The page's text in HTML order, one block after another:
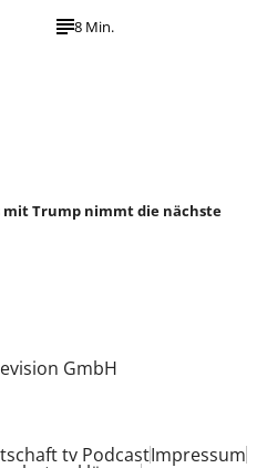
8 Min.
mit Trump nimmt die nächste
GmbH
tv PodcastImpressum